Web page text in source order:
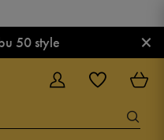
50 style ×